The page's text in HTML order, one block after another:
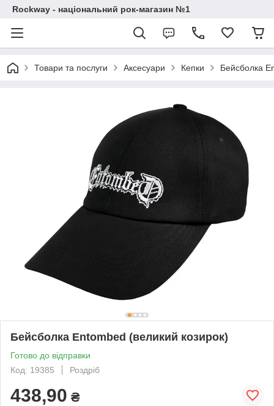
Rockway - національний рок-магазин №1
Товари та послуги Аксесуари Кепки Бейсболка
Бейсболка Entombed (великий козирок)
Готово до відправки
Код: 19385
Роздріб
438,90 ₴